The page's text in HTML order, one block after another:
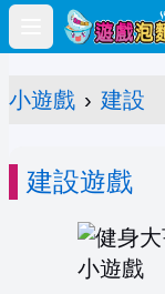
Open main
小遊戲 › 建設
建設遊戲